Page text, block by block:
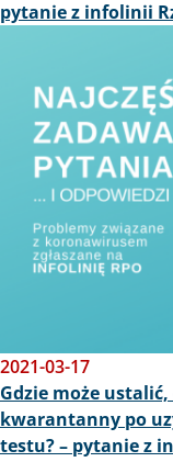
pytanie z infolinii
2021-03-17
Gdzie może
kwarantanny po
testu? – pytanie z